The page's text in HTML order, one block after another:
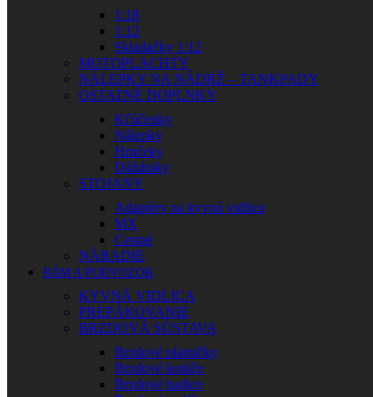
1:18
1:12
Skladačky 1:12
MOTOPLACHTY
NÁLEPKY NA NÁDRŽ – TANKPADY
OSTATNÉ DOPLNKY
Kľúčenky
Nálepky
Hrnčeky
Dáždniky
STOJANY
Adaptéry na kyvnú vidlicu
MX
Cestné
NÁRADIE
RÁM A PODVOZOK
KYVNÁ VIDLICA
PREPÁKOVANIE
BRZDOVÁ SÚSTAVA
Brzdové platničky
Brzdové kotúče
Brzdové hadice